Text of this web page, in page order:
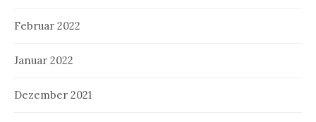
Februar 2022
Januar 2022
Dezember 2021